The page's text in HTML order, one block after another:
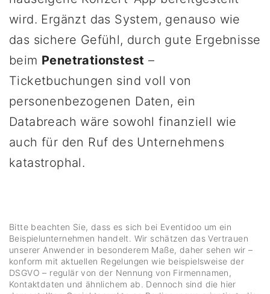
wird. Ergänzt das System, genauso wie
das sichere Gefühl, durch gute Ergebnisse
beim Penetrationstest –
Ticketbuchungen sind voll von
personenbezogenen Daten, ein
Databreach wäre sowohl finanziell wie
auch für den Ruf des Unternehmens
katastrophal.
Bitte beachten Sie, dass es sich bei Eventidoo um ein
Beispielunternehmen handelt. Wir schätzen das Vertrauen
unserer Anwender in besonderem Maße, daher sehen wir –
konform mit aktuellen Regelungen wie beispielsweise der
DSGVO – regulär von der Nennung von Firmennamen,
Kontaktdaten und ähnlichem ab. Dennoch sind die hier